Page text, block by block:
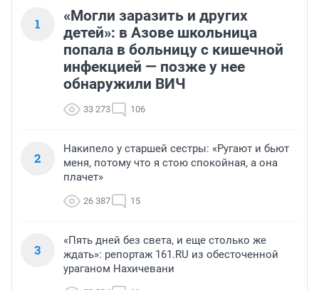
1
«Могли заразить и других
детей»: в Азове школьница
попала в больницу с кишечной
инфекцией — позже у нее
обнаружили ВИЧ
33 273 106
2
Накипело у старшей сестры: «Ругают и бьют
меня, потому что я стою спокойная, а она
плачет»
26 387 15
3
«Пять дней без света, и еще столько же
ждать»: репортаж 161.RU из обесточенной
ураганом Нахичевани